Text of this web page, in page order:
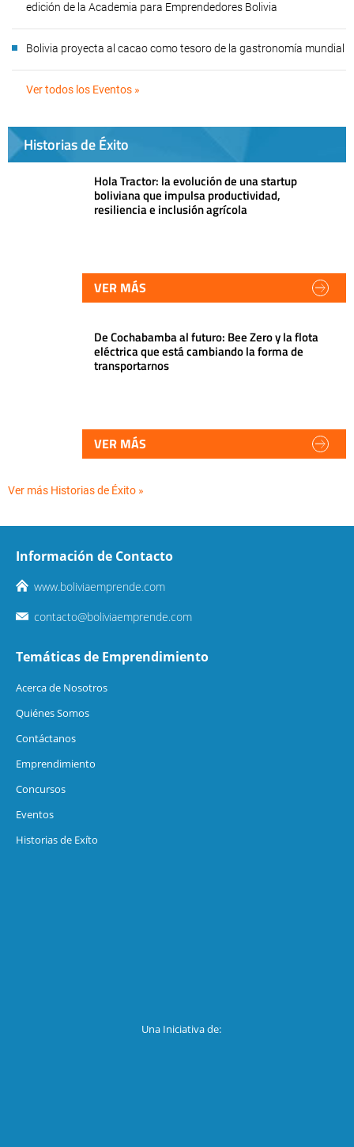
edición de la Academia para Emprendedores Bolivia
Bolivia proyecta al cacao como tesoro de la gastronomía mundial
Ver todos los Eventos »
Historias de Éxito
Hola Tractor: la evolución de una startup
boliviana que impulsa productividad,
resiliencia e inclusión agrícola
VER MÁS
De Cochabamba al futuro: Bee Zero y la flota
eléctrica que está cambiando la forma de
transportarnos
VER MÁS
Ver más Historias de Éxito »
Información de Contacto
www.boliviaemprende.com
contacto@boliviaemprende.com
Temáticas de Emprendimiento
Acerca de Nosotros
Quiénes Somos
Contáctanos
Emprendimiento
Concursos
Eventos
Historias de Exíto
Una Iniciativa de: